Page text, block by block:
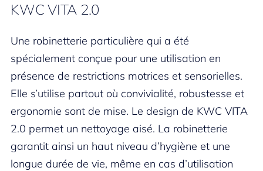
KWC VITA 2.0
Une robinetterie particulière qui a été
spécialement conçue pour une utilisation en
présence de restrictions motrices et sensorielles.
Elle s’utilise partout où convivialité, robustesse et
ergonomie sont de mise. Le design de KWC VITA
2.0 permet un nettoyage aisé. La robinetterie
garantit ainsi un haut niveau d’hygiène et une
longue durée de vie, même en cas d’utilisation